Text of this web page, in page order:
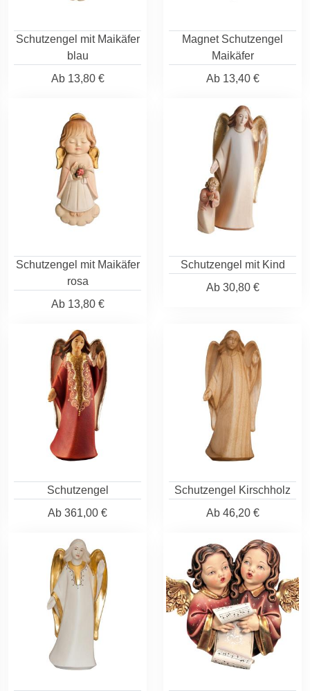
Schutzengel mit Maikäfer
blau
Ab13,80 €
Magnet Schutzengel
Maikäfer
Ab13,40 €
Schutzengel mit Maikäfer
rosa
Ab13,80 €
Schutzengel mit Kind
Ab30,80 €
Schutzengel
Ab 361,00 €
Schutzengel Kirschholz
Ab46,20 €